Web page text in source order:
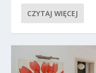
CZYTAJ WIĘCEJ